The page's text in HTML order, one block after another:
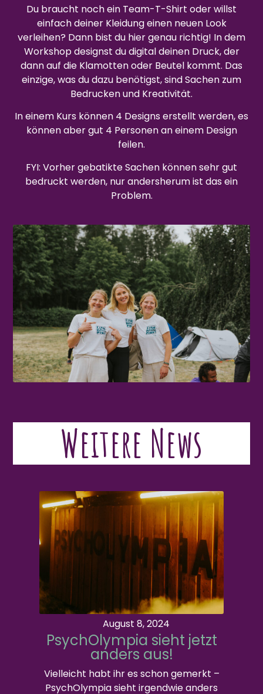
Du braucht noch ein Team-T-Shirt oder willst
einfach deiner Kleidung einen neuen Look
verleihen? Dann bist du hier genau richtig! In dem
Workshop designst du digital deinen Druck, der
dann auf die Klamotten oder Beutel kommt. Das
einzige, was du dazu benötigst, sind Sachen zum
Bedrucken und Kreativität.
In einem Kurs können 4 Designs erstellt werden, es
können aber gut 4 Personen an einem Design
feilen.
FYI: Vorher gebatikte Sachen können sehr gut
bedruckt werden, nur andersherum ist das ein
Problem.
Weitere News
August 8, 2024
PsychOlympia sieht jetzt
anders aus!
Vielleicht habt ihr es schon gemerkt –
PsychOlympia sieht irgendwie anders